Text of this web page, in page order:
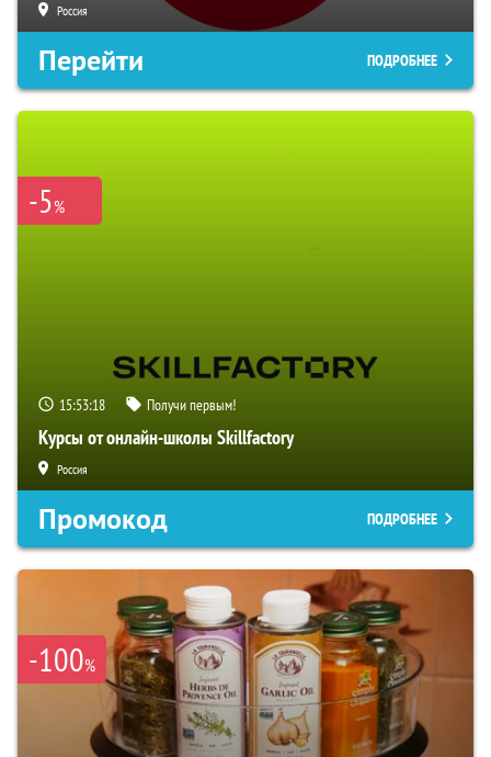
Россия
Перейти ПОДРОБНЕЕ
-5%
15:53:17 Получи первым!
Курсы от онлайн-школы Skillfactory
Россия
Промокод ПОДРОБНЕЕ
-100%